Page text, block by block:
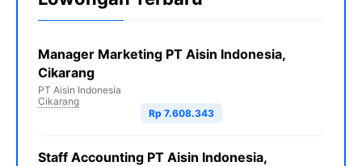
Manager Marketing PT Aisin Indonesia,
Cikarang
PT Aisin Indonesia
Cikarang
Rp 7.608.343
Staff Accounting PT Aisin Indonesia,